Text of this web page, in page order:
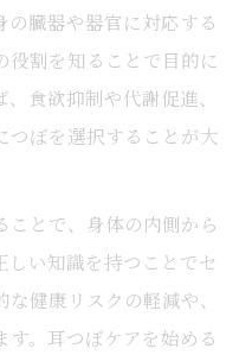
臓器や器官に対応する
役割を知ることで目的に
食欲抑制や代謝促進、
つぼを選択することが大
ことで、身体の内側から
しい知識を持つことでセ
健康リスクの軽減や、
。耳つぼケアを始める